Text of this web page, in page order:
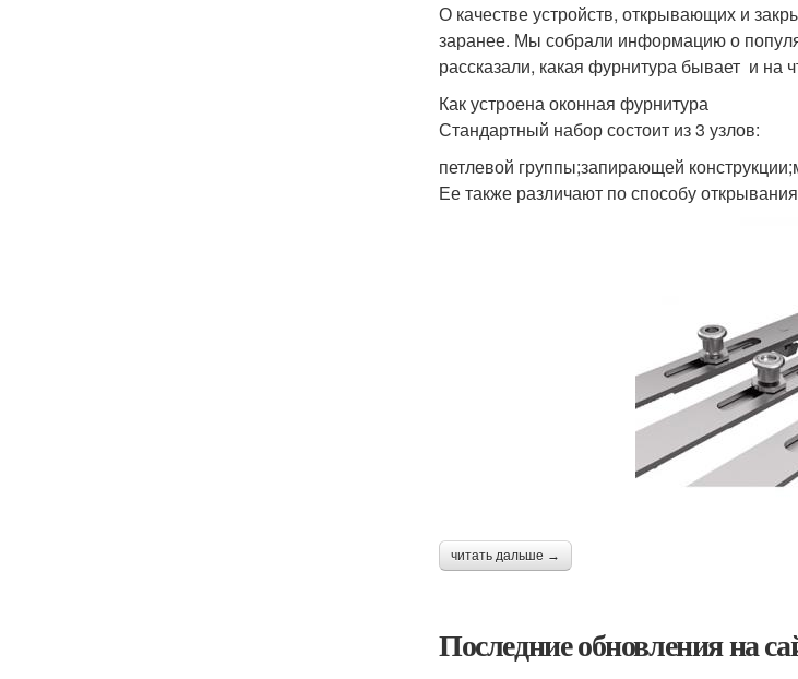
О качестве устройств, открывающих и
заранее. Мы собрали информацию о
рассказали, какая фурнитура бывает и
Как устроена оконная фурнитура
Стандартный набор состоит из 3 узлов:
петлевой группы;запирающей
Ее также различают по способу
читать дальше →
Последние обновления на